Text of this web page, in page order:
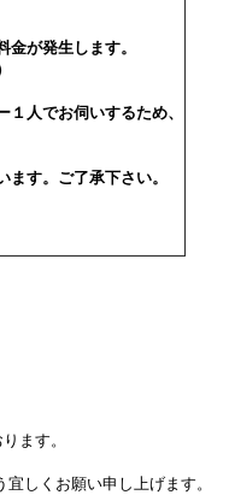
が発生します。
人でお伺いするため、
す。ご了承下さい。
ます。
しくお願い申し上げます。